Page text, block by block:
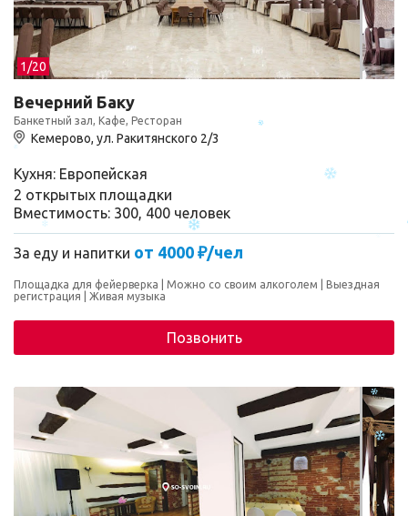
- сушиться. Получается тесновато. Это, конечно, все
некритично) В любом случае приедем к вам еще🙌🏻
1/20
Вечерний Баку
Банкетный зал, Кафе, Ресторан
Кемерово, ул. Ракитянского 2/3
Кухня: Европейская
2 открытых площадки
Вместимость: 300, 400 человек
За еду и напитки от 4000 ₽/чел
Площадка для фейерверка Можно со своим алкоголем
Выездная
регистрация
Живая музыка
Позвонить